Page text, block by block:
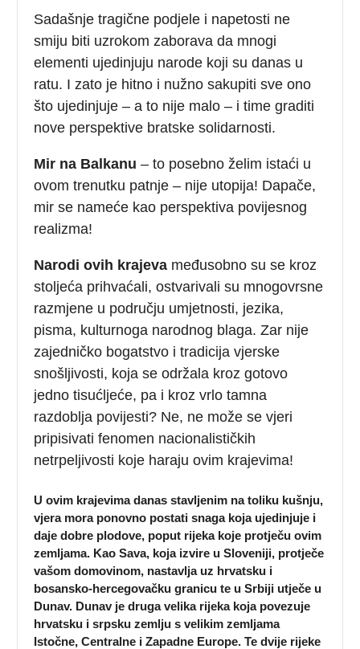
Sadašnje tragične podjele i napetosti ne
smiju biti uzrokom zaborava da mnogi
elementi ujedinjuju narode koji su danas u
ratu. I zato je hitno i nužno sakupiti sve ono
što ujedinjuje – a to nije malo – i time graditi
nove perspektive bratske solidarnosti.
Mir na Balkanu – to posebno želim istaći u
ovom trenutku patnje – nije utopija! Dapače,
mir se nameće kao perspektiva povijesnog
realizma!
Narodi ovih krajeva međusobno su se kroz
stoljeća prihvaćali, ostvarivali su mnogovrsne
razmjene u području umjetnosti, jezika,
pisma, kulturnoga narodnog blaga. Zar nije
zajedničko bogatstvo i tradicija vjerske
snošljivosti, koja se održala kroz gotovo
jedno tisućljeće, pa i kroz vrlo tamna
razdoblja povijesti? Ne, ne može se vjeri
pripisivati fenomen nacionalističkih
netrpeljivosti koje haraju ovim krajevima!
U ovim krajevima danas stavljenim na toliku kušnju,
vjera mora ponovno postati snaga koja ujedinjuje i
daje dobre plodove, poput rijeka koje protječu ovim
zemljama. Kao Sava, koja izvire u Sloveniji, protječe
vašom domovinom, nastavlja uz hrvatsku i
bosansko-hercegovačku granicu te u Srbiji utječe u
Dunav. Dunav je druga velika rijeka koja povezuje
hrvatsku i srpsku zemlju s velikim zemljama
Istočne, Centralne i Zapadne Europe. Te dvije rijeke